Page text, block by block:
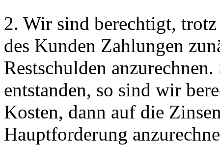
2. Wir sind berechtigt,
des Kunden Zahlungen
Restschulden
entstanden, so sind wir
Kosten, dann auf die
Hauptforderung